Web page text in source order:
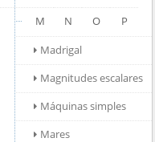
M
N O
P
Madrigal
Magnitudes escalares
Máquinas simples
Mares